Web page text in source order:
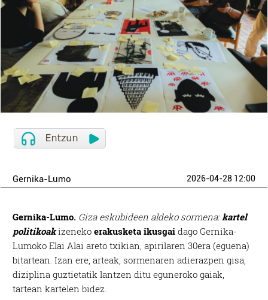
Gernika-Lumo 2026-04-28 12:00
Gernika-Lumo. Giza eskubideen aldeko sormena:kartel
politikoakizenekoerakusketa ikusgai dago Gernika-
Lumoko Elai Alai areto txikian, apirilaren 30era (eguena)
bitartean. Izan ere, arteak, sormenaren adierazpen gisa,
diziplina guztietatik lantzen ditu eguneroko gaiak,
tartean kartelen bidez.